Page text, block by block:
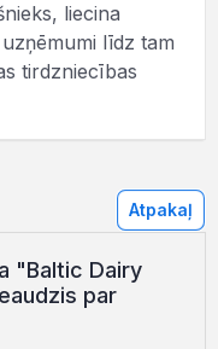
liecina
līdz tam
tirdzniecības
Atpakaļ
"Baltic Dairy
par